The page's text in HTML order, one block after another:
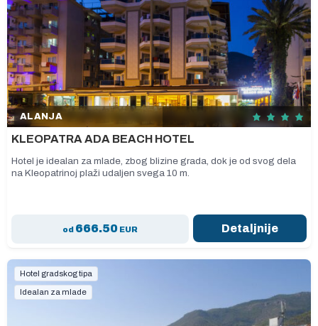
ALANJA
KLEOPATRA ADA BEACH HOTEL
Hotel je idealan za mlade, zbog blizine grada, dok je od svog dela
na Kleopatrinoj plaži udaljen svega 10 m.
od 666.50EUR Detaljnije
Hotel gradskog tipa
Idealan za mlade